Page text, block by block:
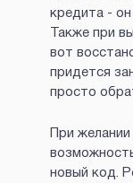
кредита - он
Также при
вот
придется
просто
При
новый код.